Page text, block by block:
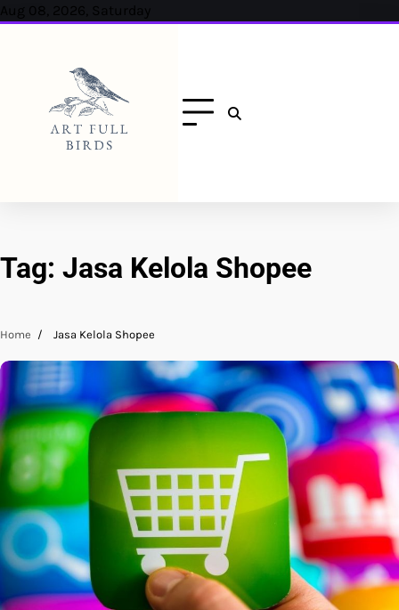
Skip
Aug 08, 2026, Saturday
Tag: Jasa Kelola Shopee
Home Jasa Kelola Shopee